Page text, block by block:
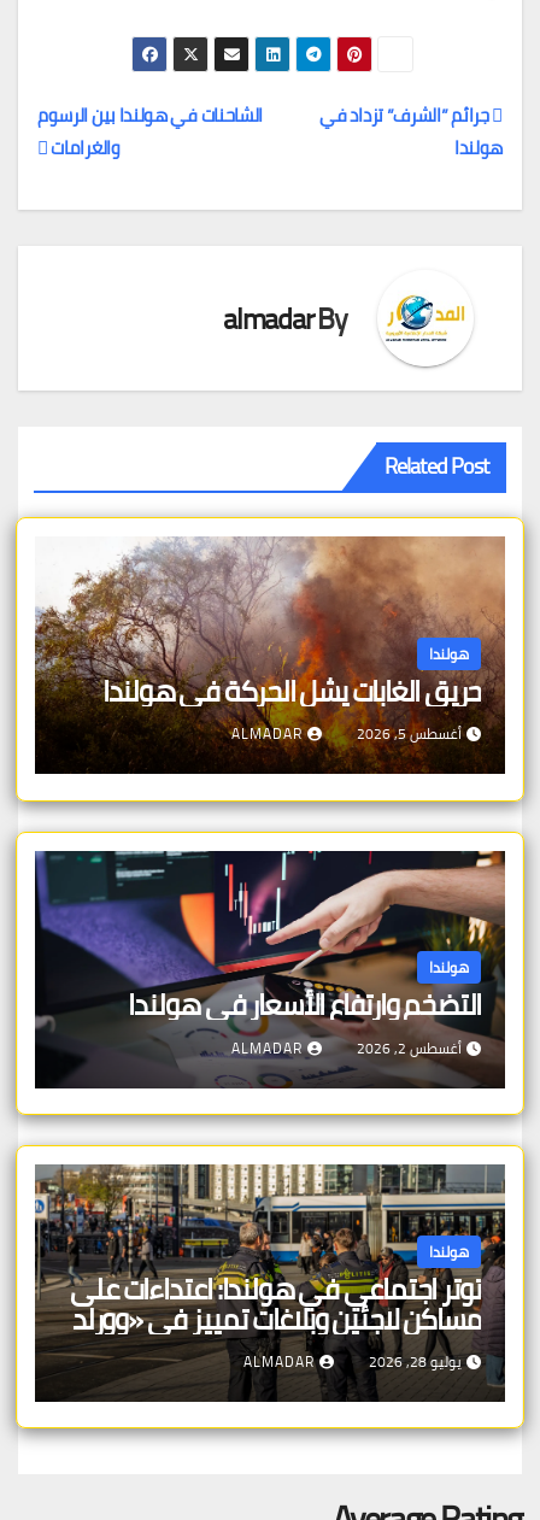
تصفّح
المقالات
الشاحنات في هولندا بين الرسوم
والغرامات
جرائم ”الشرف” تزداد في
هولندا
By
almadar
Related Post
هولندا
حريق الغابات يشل الحركة في هولندا
أغسطس 5, 2026 ALMADAR
هولندا
التضخم وارتفاع الأسعار في هولندا
أغسطس 2, 2026 ALMADAR
هولندا
توتر اجتماعي في هولندا: اعتداءات على
مساكن لاجئين وبلاغات تمييز في «وورلد
برايد»
يوليو 28, 2026 ALMADAR